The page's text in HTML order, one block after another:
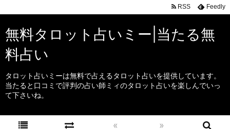
無料タロット占いミー|当たる無
料占い
タロット占いミーは無料で占えるタロット占いを提供しています。
当たると口コミで評判の占い師ミィのタロット占いを楽しんでいっ
て下さいね。
« »
RSS Feedly